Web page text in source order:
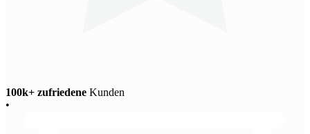
100k+ zufriedene Kunden
•